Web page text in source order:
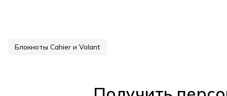
Блокноты Cahier и Volant